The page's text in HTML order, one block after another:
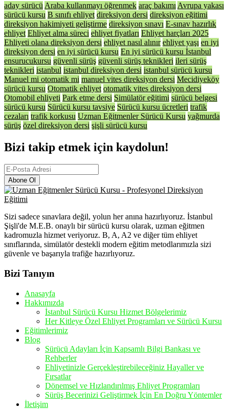
aday sürücü Araba kullanmayı öğrenmek araç bakımı Avrupa yakası
sürücü kursu B sınıfı ehliyet direksiyon dersi direksiyon eğitimi
direksiyon hakimiyeti geliştirme direksiyon sınavı E-sınav hazırlık
ehliyet Ehliyet alma süreci ehliyet fiyatları Ehliyet harçları 2025
Ehliyeti olana direksiyon dersi ehliyet nasıl alınır ehliyet yaşı en iyi
direksiyon dersi en iyi sürücü kursu En iyi sürücü kursu İstanbul
ensurucukursu güvenli sürüş güvenli sürüş teknikleri ileri sürüş
teknikleri istanbul istanbul direksiyon dersi istanbul sürücü kursu
Manuel mi otomatik mi manuel vites direksiyon dersi Mecidiyeköy
sürücü kursu Otomatik ehliyet otomatik vites direksiyon dersi
Otomobil ehliyeti Park etme dersi Simülatör eğitimi sürücü belgesi
sürücü kursu Sürücü kursu tavsiye Sürücü kursu ücretleri trafik
cezaları trafik korkusu Uzman Eğitmenler Sürücü Kursu yağmurda
sürüş özel direksiyon dersi şişli sürücü kursu
Bizi takip etmek için kaydolun!
Abone Ol
Sizi sadece sınavlara değil, yolun her anına hazırlıyoruz. İstanbul
Şişli'de M.E.B. onaylı bir sürücü kursu olarak, uzman eğitmen
kadromuzla hizmet veriyoruz. B, A, A2 ve diğer tüm ehliyet
sınıflarında, simülatör destekli modern eğitim metodlarımızla sizi
güvenle ve başarıyla trafiğe hazırlıyoruz.
Bizi Tanıyın
Anasayfa
Hakkımızda
İstanbul Sürücü Kursu Hizmet Bölgelerimiz
Her Kitleye Özel Ehliyet Programları ve Sürücü Kursu
Eğitimlerimiz
Blog
Sürücü Adayları İçin Kapsamlı Bilgi Bankası ve
Rehberler
Ehliyetinizle Gerçekleştirebileceğiniz Hayaller ve
Fırsatlar
Dönemsel ve Hızlandırılmış Ehliyet Programları
Sürüş Becerinizi Geliştirmek İçin En Doğru Yöntemler
İletişim